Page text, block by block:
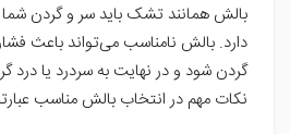
بالش همانند تشک باید سر و گردن
دارد. بالش نامناسب می‌تواند باعث
گردن شود و در نهایت به سردرد یا درد
نکات مهم در انتخاب بالش مناسب